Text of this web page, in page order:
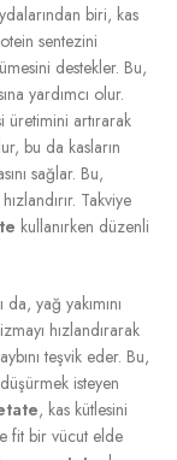
biri, kas
sentezini
destekler. Bu,
yardımcı olur.
üretimini artırarak
bu da kasların
sağlar. Bu,
Takviye
kullanırken düzenli
yağ yakımını
hızlandırarak
teşvik eder. Bu,
isteyen
, kas kütlesini
fit bir vücut elde